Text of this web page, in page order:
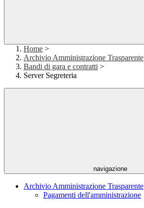
Home >
Archivio Amministrazione Trasparente
Bandi di gara e contratti >
Server Segreteria
navigazione
Archivio Amministrazione Trasparente
Pagamenti dell'amministrazione